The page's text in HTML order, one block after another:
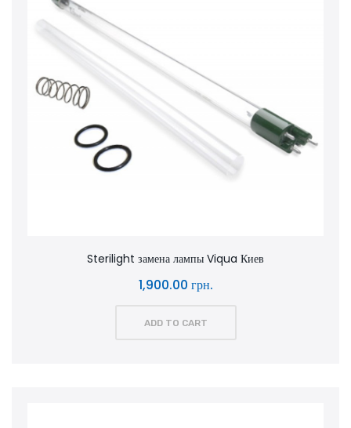
Sterilight замена лампы Viqua Киев
1,900.00 грн.
ADD TO CART